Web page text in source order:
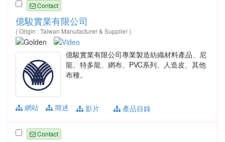
Contact
億駿實業有限公司
( Origin : Taiwan Manufacturer & Supplier )
億駿實業有限公司專業製造紡織材料產品、尼
龍、特多龍、網布、PVC系列、人造皮、其他
布種。
網站 簡述 影片 產品目錄
Contact